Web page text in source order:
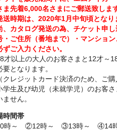
ま先着6,000名さまにご郵送致します
時期は、2020年1月中旬頃となり
カタログ発送の為、チケット申
・ご住所（番地まで）・マンショ
ずご入力ください。
才以上の大人のお客さまと12才～
要となります。
レジットカード決済のため、ご購
生及び幼児（未就学児）のお客
ません。
時間帯
時～ ②12時～ ③13時～ ④14